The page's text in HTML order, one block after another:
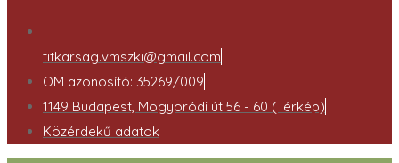
titkarsag.vmszki@gmail.com
OM azonosító: 35269/009
1149 Budapest, Mogyoródi út 56 - 60 (Térkép)
Közérdekű adatok